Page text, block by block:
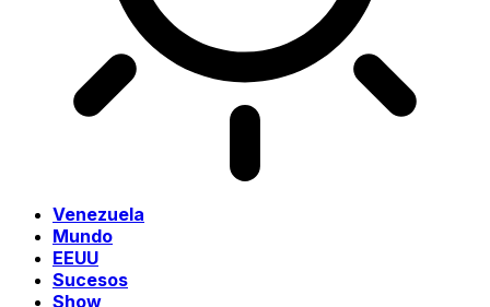
Venezuela
Mundo
EEUU
Sucesos
Show